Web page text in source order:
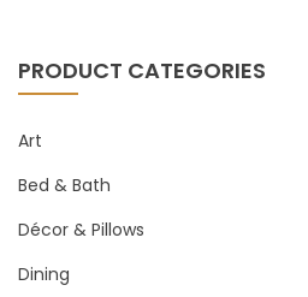
PRODUCT CATEGORIES
Art
Bed & Bath
Décor & Pillows
Dining